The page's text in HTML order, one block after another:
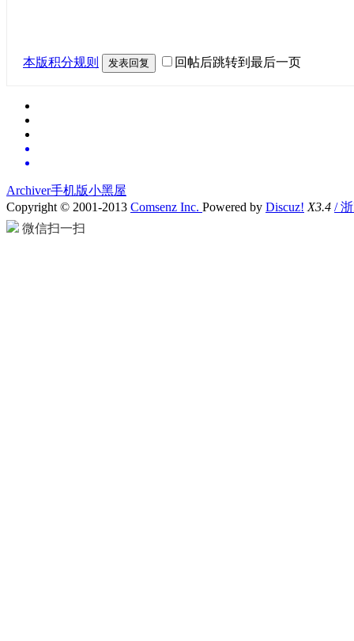
本版积分规则 发表回复 回帖后跳转到最后一页
Archiver手机版小黑屋
Copyright © 2001-2013 Comsenz Inc. Powered by Discuz! X3.4 /
微信扫一扫